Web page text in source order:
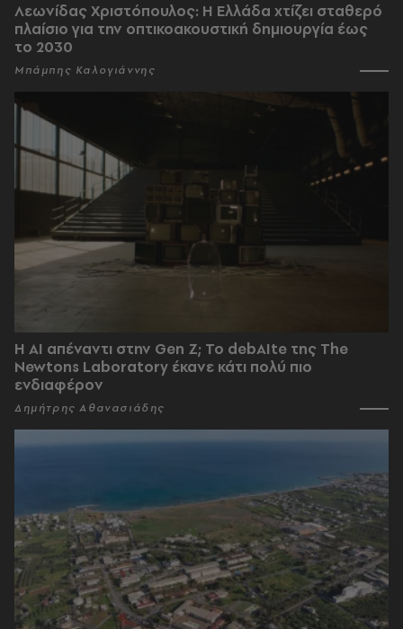
Λεωνίδας Χριστόπουλος: Η Ελλάδα χτίζει σταθερό
πλαίσιο για την οπτικοακουστική δημιουργία έως
το 2030
Μπάμπης Καλογιάννης
Η AI απέναντι στην Gen Z; Το debAIte της The
Newtons Laboratory έκανε κάτι πολύ πιο
ενδιαφέρον
Δημήτρης Αθανασιάδης